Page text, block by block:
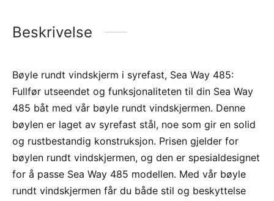
Beskrivelse
Bøyle rundt vindskjerm i syrefast, Sea Way 485:
Fullfør utseendet og funksjonaliteten til din Sea Way
485 båt med vår bøyle rundt vindskjermen. Denne
bøylen er laget av syrefast stål, noe som gir en solid
og rustbestandig konstruksjon. Prisen gjelder for
bøylen rundt vindskjermen, og den er spesialdesignet
for å passe Sea Way 485 modellen. Med vår bøyle
rundt vindskjermen får du både stil og beskyttelse